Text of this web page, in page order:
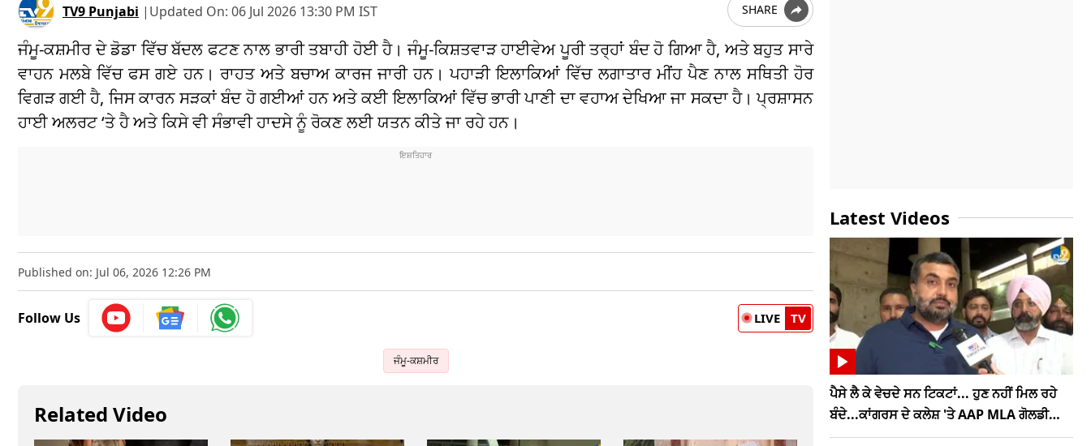
TV9 Punjabi | Updated On: 06 Jul 2026 13:30 PM IST SHARE
ਜੰਮੂ-ਕਸ਼ਮੀਰ ਦੇ ਡੋਡਾ ਵਿੱਚ ਬੱਦਲ ਫਟਣ ਨਾਲ ਭਾਰੀ ਤਬਾਹੀ ਹੋਈ ਹੈ। ਜੰਮੂ-ਕਿਸ਼ਤਵਾੜ ਹਾਈਵੇਅ ਪੂਰੀ ਤਰ੍ਹਾਂ ਬੰਦ ਹੋ ਗਿਆ ਹੈ, ਅਤੇ ਬਹੁਤ ਸਾਰੇ
ਵਾਹਨ ਮਲਬੇ ਵਿੱਚ ਫਸ ਗਏ ਹਨ। ਰਾਹਤ ਅਤੇ ਬਚਾਅ ਕਾਰਜ ਜਾਰੀ ਹਨ। ਪਹਾੜੀ ਇਲਾਕਿਆਂ ਵਿੱਚ ਲਗਾਤਾਰ ਮੀਂਹ ਪੈਣ ਨਾਲ ਸਥਿਤੀ ਹੋਰ
ਵਿਗੜ ਗਈ ਹੈ, ਜਿਸ ਕਾਰਨ ਸੜਕਾਂ ਬੰਦ ਹੋ ਗਈਆਂ ਹਨ ਅਤੇ ਕਈ ਇਲਾਕਿਆਂ ਵਿੱਚ ਭਾਰੀ ਪਾਣੀ ਦਾ ਵਹਾਅ ਦੇਖਿਆ ਜਾ ਸਕਦਾ ਹੈ। ਪ੍ਰਸ਼ਾਸਨ
ਹਾਈ ਅਲਰਟ ‘ਤੇ ਹੈ ਅਤੇ ਕਿਸੇ ਵੀ ਸੰਭਾਵੀ ਹਾਦਸੇ ਨੂੰ ਰੋਕਣ ਲਈ ਯਤਨ ਕੀਤੇ ਜਾ ਰਹੇ ਹਨ।
Published on: Jul 06, 2026 12:26 PM
Follow Us LIVE TV
ਜੰਮੂ-ਕਸ਼ਮੀਰ
Related Video
Latest Videos
ਪੈਸੇ ਲੈ ਕੇ ਵੇਚਦੇ ਸਨ ਟਿਕਟਾਂ... ਹੁਣ ਨਹੀਂ ਮਿਲ ਰਹੇ
ਬੰਦੇ...ਕਾਂਗਰਸ ਦੇ ਕਲੇਸ਼ 'ਤੇ AAP MLA ਗੋਲਡੀ
ਕੰਬੋਜ ਦਾ ਤਿੱਖਾ ਤੰਜ